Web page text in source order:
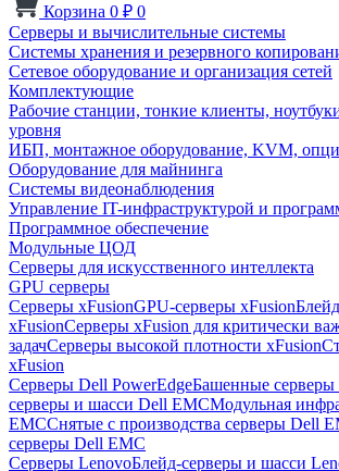
Корзина 0 ₽ 0
Серверы и вычислительные системы
Системы хранения и резервного
Сетевое оборудование и организация сетей
Комплектующие
Рабочие станции, тонкие клиенты,
уровня
ИБП, монтажное оборудование, KVM,
Оборудование для майнинга
Системы видеонаблюдения
Управление IT-инфраструктурой и
Программное обеспечение
Модульные ЦОД
Серверы для искусственного интеллекта
GPU серверы
Серверы xFusionGPU-серверы xFusion
xFusionСерверы xFusion для критически
задачСерверы высокой плотности xFusion
xFusion
Серверы Dell PowerEdgeБашенные
серверы и шасси Dell EMCМодульная
EMCСнятые с производства серверы Dell
серверы Dell EMC
Серверы LenovoБлейд-серверы и шасси